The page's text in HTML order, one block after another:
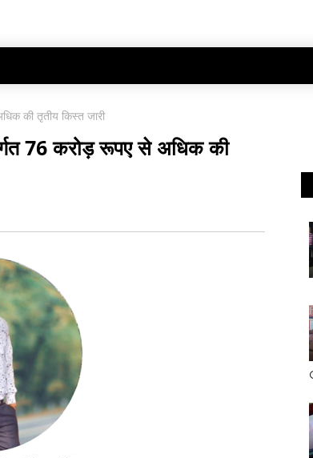
की तृतीय किस्त जारी
76 करोड़ रूपए से अधिक की